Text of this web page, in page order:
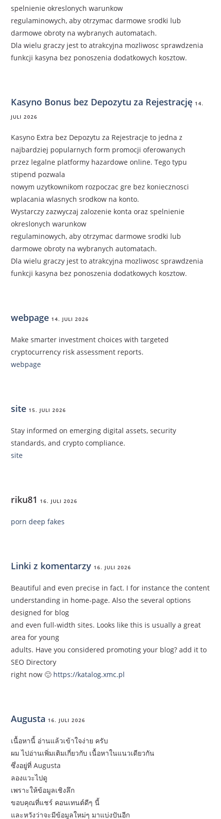
spelnienie okreslonych warunkow
regulaminowych, aby otrzymac darmowe srodki lub
darmowe obroty na wybranych automatach.
Dla wielu graczy jest to atrakcyjna mozliwosc sprawdzenia
funkcji kasyna bez ponoszenia dodatkowych kosztow.
Kasyno Bonus bez Depozytu za Rejestrację 14.
JULI 2026
Kasyno Extra bez Depozytu za Rejestracje to jedna z
najbardziej popularnych form promocji oferowanych
przez legalne platformy hazardowe online. Tego typu
stipend pozwala
nowym uzytkownikom rozpoczac gre bez koniecznosci
wplacania wlasnych srodkow na konto.
Wystarczy zazwyczaj zalozenie konta oraz spelnienie
okreslonych warunkow
regulaminowych, aby otrzymac darmowe srodki lub
darmowe obroty na wybranych automatach.
Dla wielu graczy jest to atrakcyjna mozliwosc sprawdzenia
funkcji kasyna bez ponoszenia dodatkowych kosztow.
webpage 14. JULI 2026
Make smarter investment choices with targeted
cryptocurrency risk assessment reports.
webpage
site 15. JULI 2026
Stay informed on emerging digital assets, security
standards, and crypto compliance.
site
riku81 16. JULI 2026
porn deep fakes
Linki z komentarzy 16. JULI 2026
Beautiful and even precise in fact. I for instance the content
understanding in home-page. Also the several options
designed for blog
and even full-width sites. Looks like this is usually a great
area for young
adults. Have you considered promoting your blog? add it to
SEO Directory
right now 🙂 https://katalog.xmc.pl
Augusta 16. JULI 2026
เนื้อหานี้ อ่านแล้วเข้าใจง่าย ครับ
ผม ไปอ่านเพิ่มเติมเกี่ยวกับ เนื้อหาในแนวเดียวกัน
ซึ่งอยู่ที่ Augusta
ลองแวะไปดู
เพราะให้ข้อมูลเชิงลึก
ขอบคุณที่แชร์ คอนเทนต์ดีๆ นี้
และหวังว่าจะมีข้อมูลใหม่ๆ มาแบ่งปันอีก